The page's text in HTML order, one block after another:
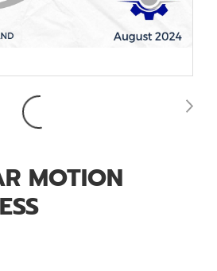
MOTION